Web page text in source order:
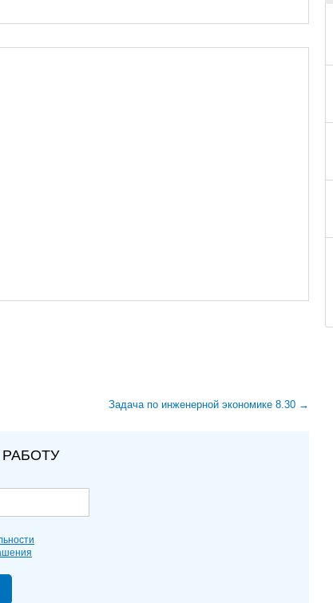
Задача по инженерной экономике 8.30 →